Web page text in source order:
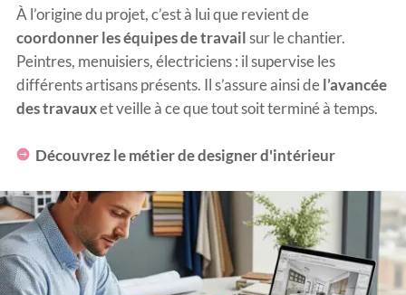
À l’origine du projet, c’est à lui que revient de
coordonner les équipes de travail sur le chantier.
Peintres, menuisiers, électriciens : il supervise les
différents artisans présents. Il s’assure ainsi de l’avancée
des travauxet veille à ce que tout soit terminé à temps.
Découvrez le métier de designer d'intérieur